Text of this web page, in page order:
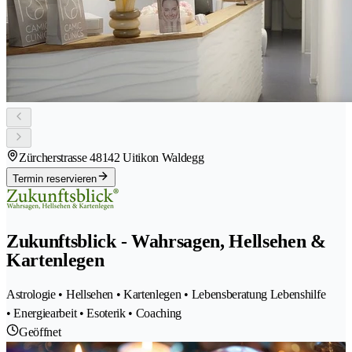
Zürcherstrasse 48142 Uitikon Waldegg
Termin reservieren
Zukunftsblick - Wahrsagen, Hellsehen &
Kartenlegen
Astrologie • Hellsehen • Kartenlegen • Lebensberatung Lebenshilfe
• Energiearbeit • Esoterik • Coaching
Geöffnet